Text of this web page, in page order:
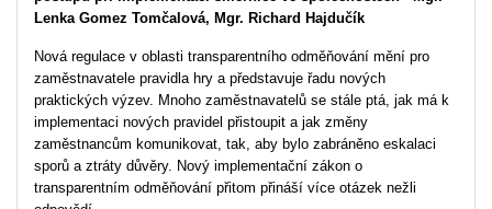
Lenka Gomez Tomčalová, Mgr. Richard Hajdučík
Nová regulace v oblasti transparentního odměňování mění pro
zaměstnavatele pravidla hry a představuje řadu nových
praktických výzev. Mnoho zaměstnavatelů se stále ptá, jak má k
implementaci nových pravidel přistoupit a jak změny
zaměstnancům komunikovat, tak, aby bylo zabráněno eskalaci
sporů a ztráty důvěry. Nový implementační zákon o
transparentním odměňování přitom přináší více otázek nežli